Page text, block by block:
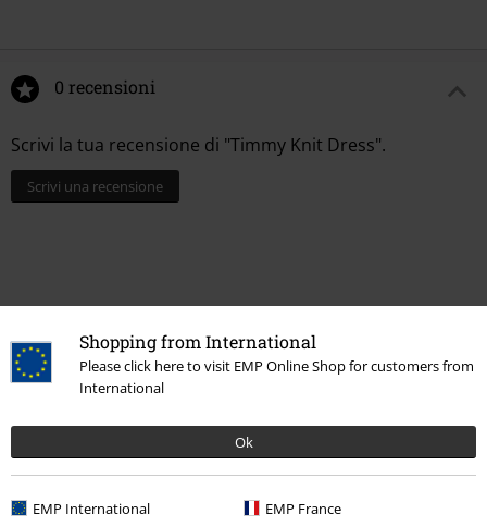
Shopping from International
Please click here to visit EMP Online Shop for customers from
International
Ok
EMP International EMP France
0 recensioni
Scrivi la tua recensione di "Timmy Knit Dress".
Scrivi una recensione
Ultimi articoli visualizzati